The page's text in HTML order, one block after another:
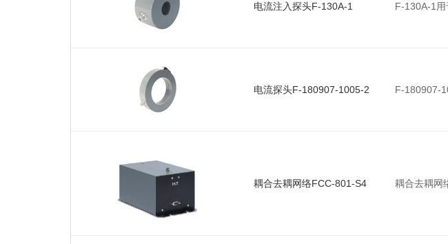
电流注入探头F-130A-1 F-130A-1
电流探头F-180907-1005-2 F-180907-
耦合去耦网络FCC-801-S4 耦合去耦网